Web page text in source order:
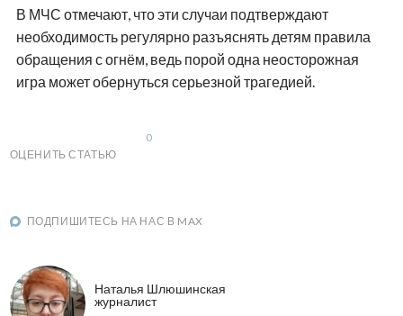
В МЧС отмечают, что эти случаи подтверждают
необходимость регулярно разъяснять детям правила
обращения с огнём, ведь порой одна неосторожная
игра может обернуться серьезной трагедией.
ОЦЕНИТЬ СТАТЬЮ
0
ПОДПИШИТЕСЬ НА НАС В MAX
Наталья Шлюшинская
журналист